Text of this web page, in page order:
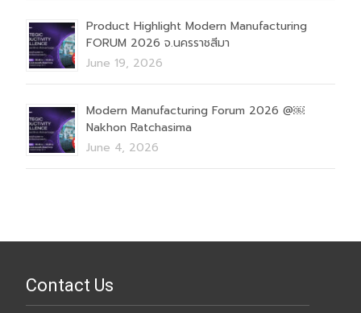
Product Highlight Modern Manufacturing
FORUM 2026 จ.นครราชสีมา
June 19, 2026
Modern Manufacturing Forum 2026 @￼
Nakhon Ratchasima
June 4, 2026
Contact Us